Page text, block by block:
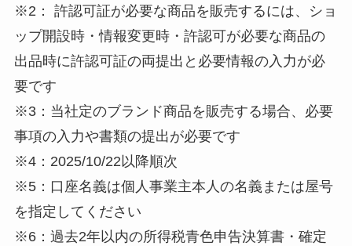
※2： 許認可証が必要な商品を販売するには、ショ
ップ開設時・情報変更時・許認可が必要な商品の
出品時に許認可証の両提出と必要情報の入力が必
要です
※3：当社定のブランド商品を販売する場合、必要
事項の入力や書類の提出が必要です
※4：2025/10/22以降順次
※5：口座名義は個人事業主本人の名義または屋号
を指定してください
※6：過去2年以内の所得税青色申告決算書・確定